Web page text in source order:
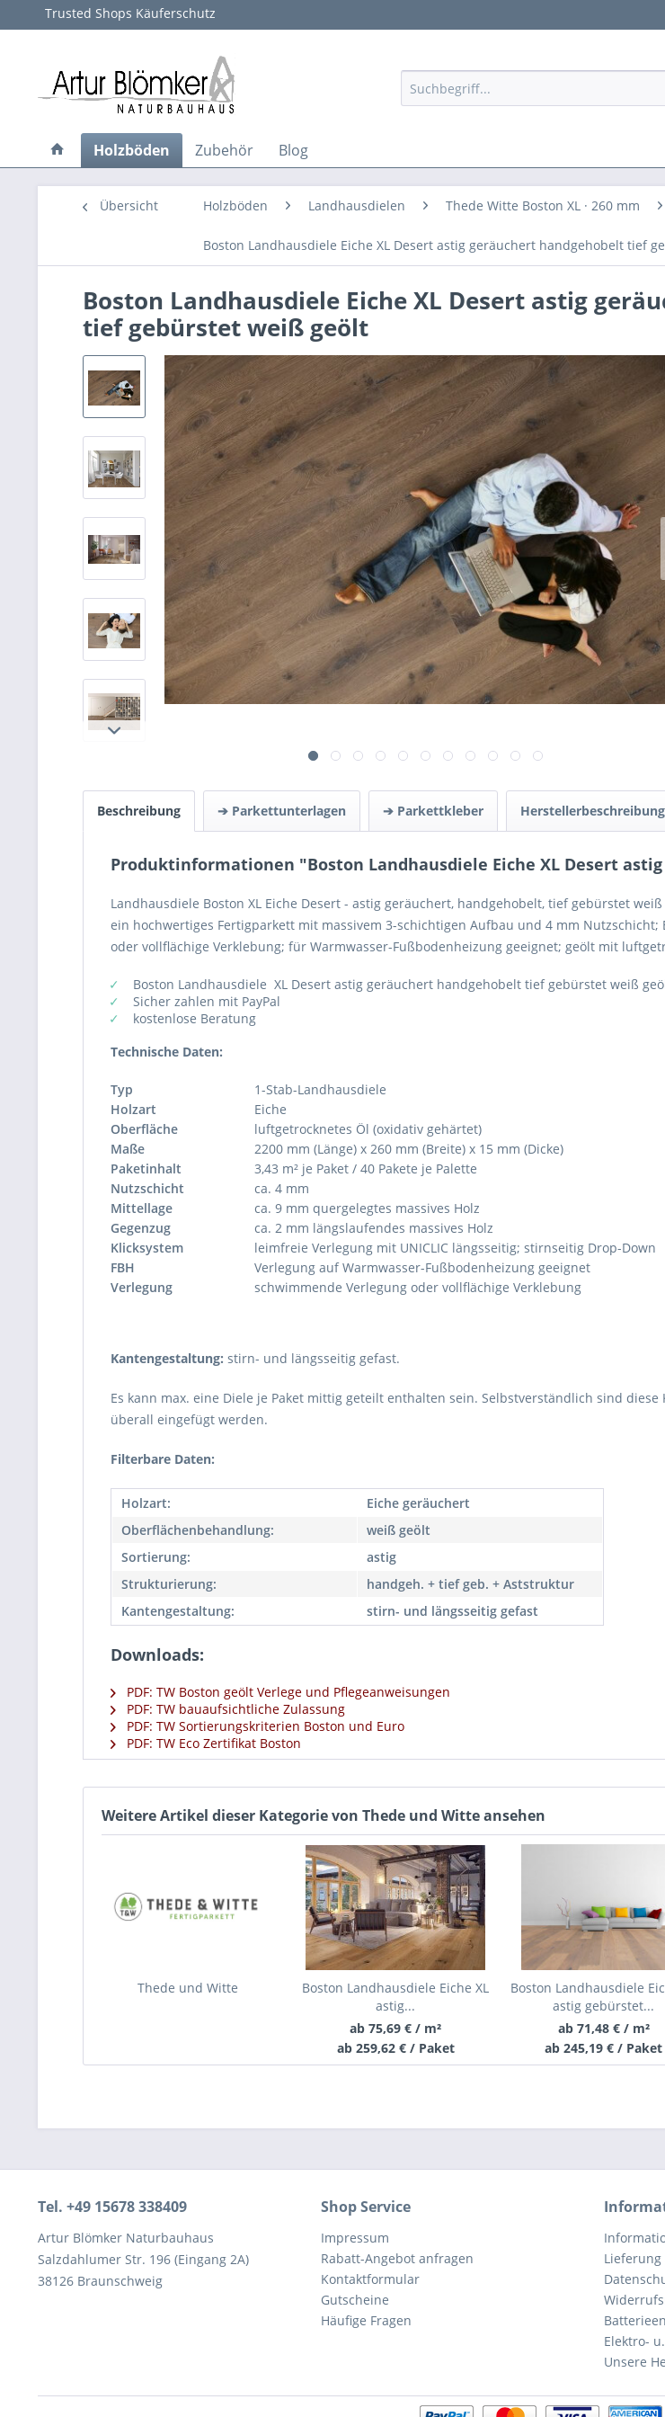
Trusted Shops Käuferschutz
Holzböden Zubehör Blog
Übersicht Holzböden Landhausdielen Thede Witte Boston XL · 260 mm
Boston Landhausdiele Eiche XL Desert astig geräuchert handgehobelt tief
Boston Landhausdiele Eiche XL Desert astig
tief gebürstet weiß geölt
Beschreibung ➔ Parkettunterlagen ➔ Parkettkleber Herstellerbeschreibung
Produktinformationen "Boston Landhausdiele Eiche XL Desert
Landhausdiele Boston XL Eiche Desert - astig geräuchert, handgehobelt, tief gebürstet
ein hochwertiges Fertigparkett mit massivem 3-schichtigen Aufbau und 4 mm
oder vollflächige Verklebung; für Warmwasser-Fußbodenheizung geeignet; geölt mit
Boston Landhausdiele XL Desert astig geräuchert handgehobelt tief gebürstet weiß
Sicher zahlen mit PayPal
kostenlose Beratung
Technische Daten:
Typ
1-Stab-Landhausdiele
Holzart
Eiche
Oberfläche
luftgetrocknetes Öl (oxidativ gehärtet)
Maße
2200 mm (Länge) x 260 mm (Breite) x 15 mm (Dicke)
Paketinhalt
3,43 m² je Paket / 40 Pakete je Palette
Nutzschicht
ca. 4 mm
Mittellage
ca. 9 mm quergelegtes massives Holz
Gegenzug
ca. 2 mm längslaufendes massives Holz
Klicksystem
leimfreie Verlegung mit UNICLIC längsseitig; stirnseitig Drop-Down
FBH
Verlegung auf Warmwasser-Fußbodenheizung geeignet
Verlegung
schwimmende Verlegung oder vollflächige Verklebung
Kantengestaltung: stirn- und längsseitig gefast.
Es kann max. eine Diele je Paket mittig geteilt enthalten sein. Selbstverständlich sind
überall eingefügt werden.
Filterbare Daten:
Holzart:
Eiche geräuchert
Oberflächenbehandlung:
weiß geölt
Sortierung:
astig
Strukturierung:
handgeh. + tief geb. + Aststruktur
Kantengestaltung:
stirn- und längsseitig gefast
Downloads:
PDF: TW Boston geölt Verlege und Pflegeanweisungen
PDF: TW bauaufsichtliche Zulassung
PDF: TW Sortierungskriterien Boston und Euro
PDF: TW Eco Zertifikat Boston
Weitere Artikel dieser Kategorie von Thede und Witte ansehen
Thede und Witte
Boston Landhausdiele Eiche XL
astig...
ab 75,69 € / m²
ab 259,62 € / Paket
Boston Landhausdiele
astig gebürstet...
ab 71,48 € / m²
ab 245,19 € / Paket
Tel. +49 15678 338409
Artur Blömker Naturbauhaus
Salzdahlumer Str. 196 (Eingang 2A)
38126 Braunschweig
Shop Service
Impressum
Rabatt-Angebot anfragen
Kontaktformular
Gutscheine
Häufige Fragen
Elektro-
Unsere